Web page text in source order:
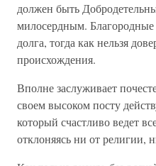
должен быть
милосердным.
долга, тогда как нельзя
происхождения.
Вполне заслуживает
своем высоком посту
который счастливо ведет
отклоняясь ни от религии,